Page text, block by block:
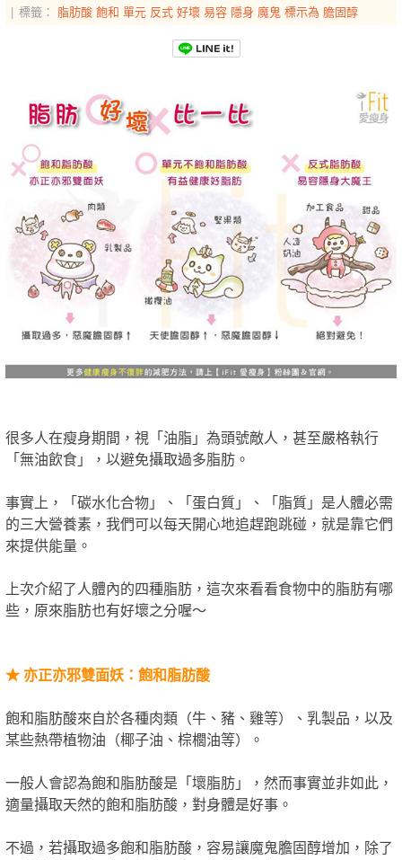
標籤： 脂肪酸 飽和 單元 反式 好壞 易容 隱身 魔鬼 標示為 膽固醇
很多人在瘦身期間，視「油脂」為頭號敵人，甚至嚴格執行
「無油飲食」，以避免攝取過多脂肪。
事實上，「碳水化合物」、「蛋白質」、「脂質」是人體必需
的三大營養素，我們可以每天開心地追趕跑跳碰，就是靠它們
來提供能量。
上次介紹了人體內的四種脂肪，這次來看看食物中的脂肪有哪
些，原來脂肪也有好壞之分喔～
★ 亦正亦邪雙面妖：飽和脂肪酸
飽和脂肪酸來自於各種肉類（牛、豬、雞等）、乳製品，以及
某些熱帶植物油（椰子油、棕櫚油等）。
一般人會認為飽和脂肪酸是「壞脂肪」，然而事實並非如此，
適量攝取天然的飽和脂肪酸，對身體是好事。
不過，若攝取過多飽和脂肪酸，容易讓魔鬼膽固醇增加，除了